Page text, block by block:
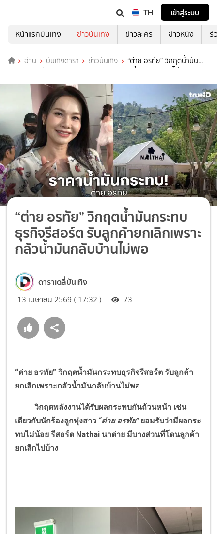
TH
เข้าสู่ระบบ
หน้าแรกบันเทิง
ข่าวบันเทิง ข่าวละคร ข่าวหนัง รี
อ่าน บันเทิงดารา ข่าวบันเทิง
“ต่าย อรทัย” วิกฤตน้ำมัน
กระทบธุรกิจรีสอร์ต รับลูกค้ายกเลิกเพราะกลัวน้ำมันกลับบ้านไม่พอ
“ต่าย อรทัย” วิกฤตน้ำมันกระทบ
ธุรกิจรีสอร์ต รับลูกค้ายกเลิกเพราะ
กลัวน้ำมันกลับบ้านไม่พอ
ดาราเดลี่บันเทิง
13 เมษายน 2569 ( 17:32 ) 73
“ต่าย อรทัย” วิกฤตน้ำมันกระทบธุรกิจรีสอร์ต รับลูกค้า
ยกเลิกเพราะกลัวน้ำมันกลับบ้านไม่พอ
วิกฤตพลังงานได้รับผลกระทบกันถ้วนหน้า เช่น
เดียวกับนักร้องลูกทุ่งสาว “ต่าย อรทัย”ยอมรับว่ามีผลกระ
ทบไม่น้อย รีสอร์ต Nathai นาต่าย มีบางส่วนที่โดนลูกค้า
ยกเลิกไปบ้าง